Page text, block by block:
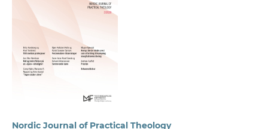
Nordic Journal of Practical Theology